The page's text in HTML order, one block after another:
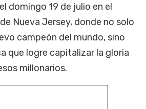
domingo 19 de julio en el
Nueva Jersey, donde no solo
campeón del mundo, sino
que logre capitalizar la gloria
millonarios.